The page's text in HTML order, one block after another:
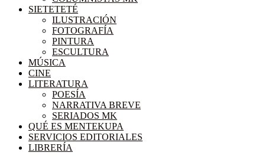
SIETETETÉ
ILUSTRACIÓN
FOTOGRAFÍA
PINTURA
ESCULTURA
MÚSICA
CINE
LITERATURA
POESÍA
NARRATIVA BREVE
SERIADOS MK
QUÉ ES MENTEKUPA
SERVICIOS EDITORIALES
LIBRERÍA